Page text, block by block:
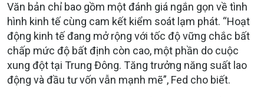
Văn bản chỉ bao gồm một đánh giá ngắn gọn về tình
hình kinh tế cùng cam kết kiểm soát lạm phát. “Hoạt
động kinh tế đang mở rộng với tốc độ vững chắc bất
chấp mức độ bất định còn cao, một phần do cuộc
xung đột tại Trung Đông. Tăng trưởng năng suất lao
động và đầu tư vốn vẫn mạnh mẽ”, Fed cho biết.